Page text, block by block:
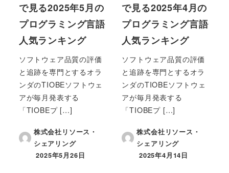
で見る2025年5月の
プログラミング言語
人気ランキング
ソフトウェア品質の評価
と追跡を専門とするオラ
ンダのTIOBEソフトウェ
アが毎月発表する
「TIOBEプ […]
株式会社リソース・
シェアリング
投稿日
2025年5月26日
で見る2025年4月の
プログラミング言語
人気ランキング
ソフトウェア品質の評価
と追跡を専門とするオラ
ンダのTIOBEソフトウェ
アが毎月発表する
「TIOBEプ […]
株式会社リソース・
シェアリング
投稿日
2025年4月14日